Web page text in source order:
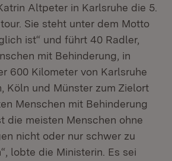
Altpeter in Karlsruhe die 5.
Sie steht unter dem Motto
ist“ und führt 40 Radler,
mit Behinderung, in
600 Kilometer von Karlsruhe
Köln und Münster zum Zielort
Menschen mit Behinderung
die meisten Menschen ohne
nicht oder nur schwer zu
lobte die Ministerin. Es sei